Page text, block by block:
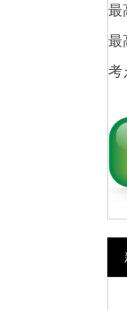
最
最
考